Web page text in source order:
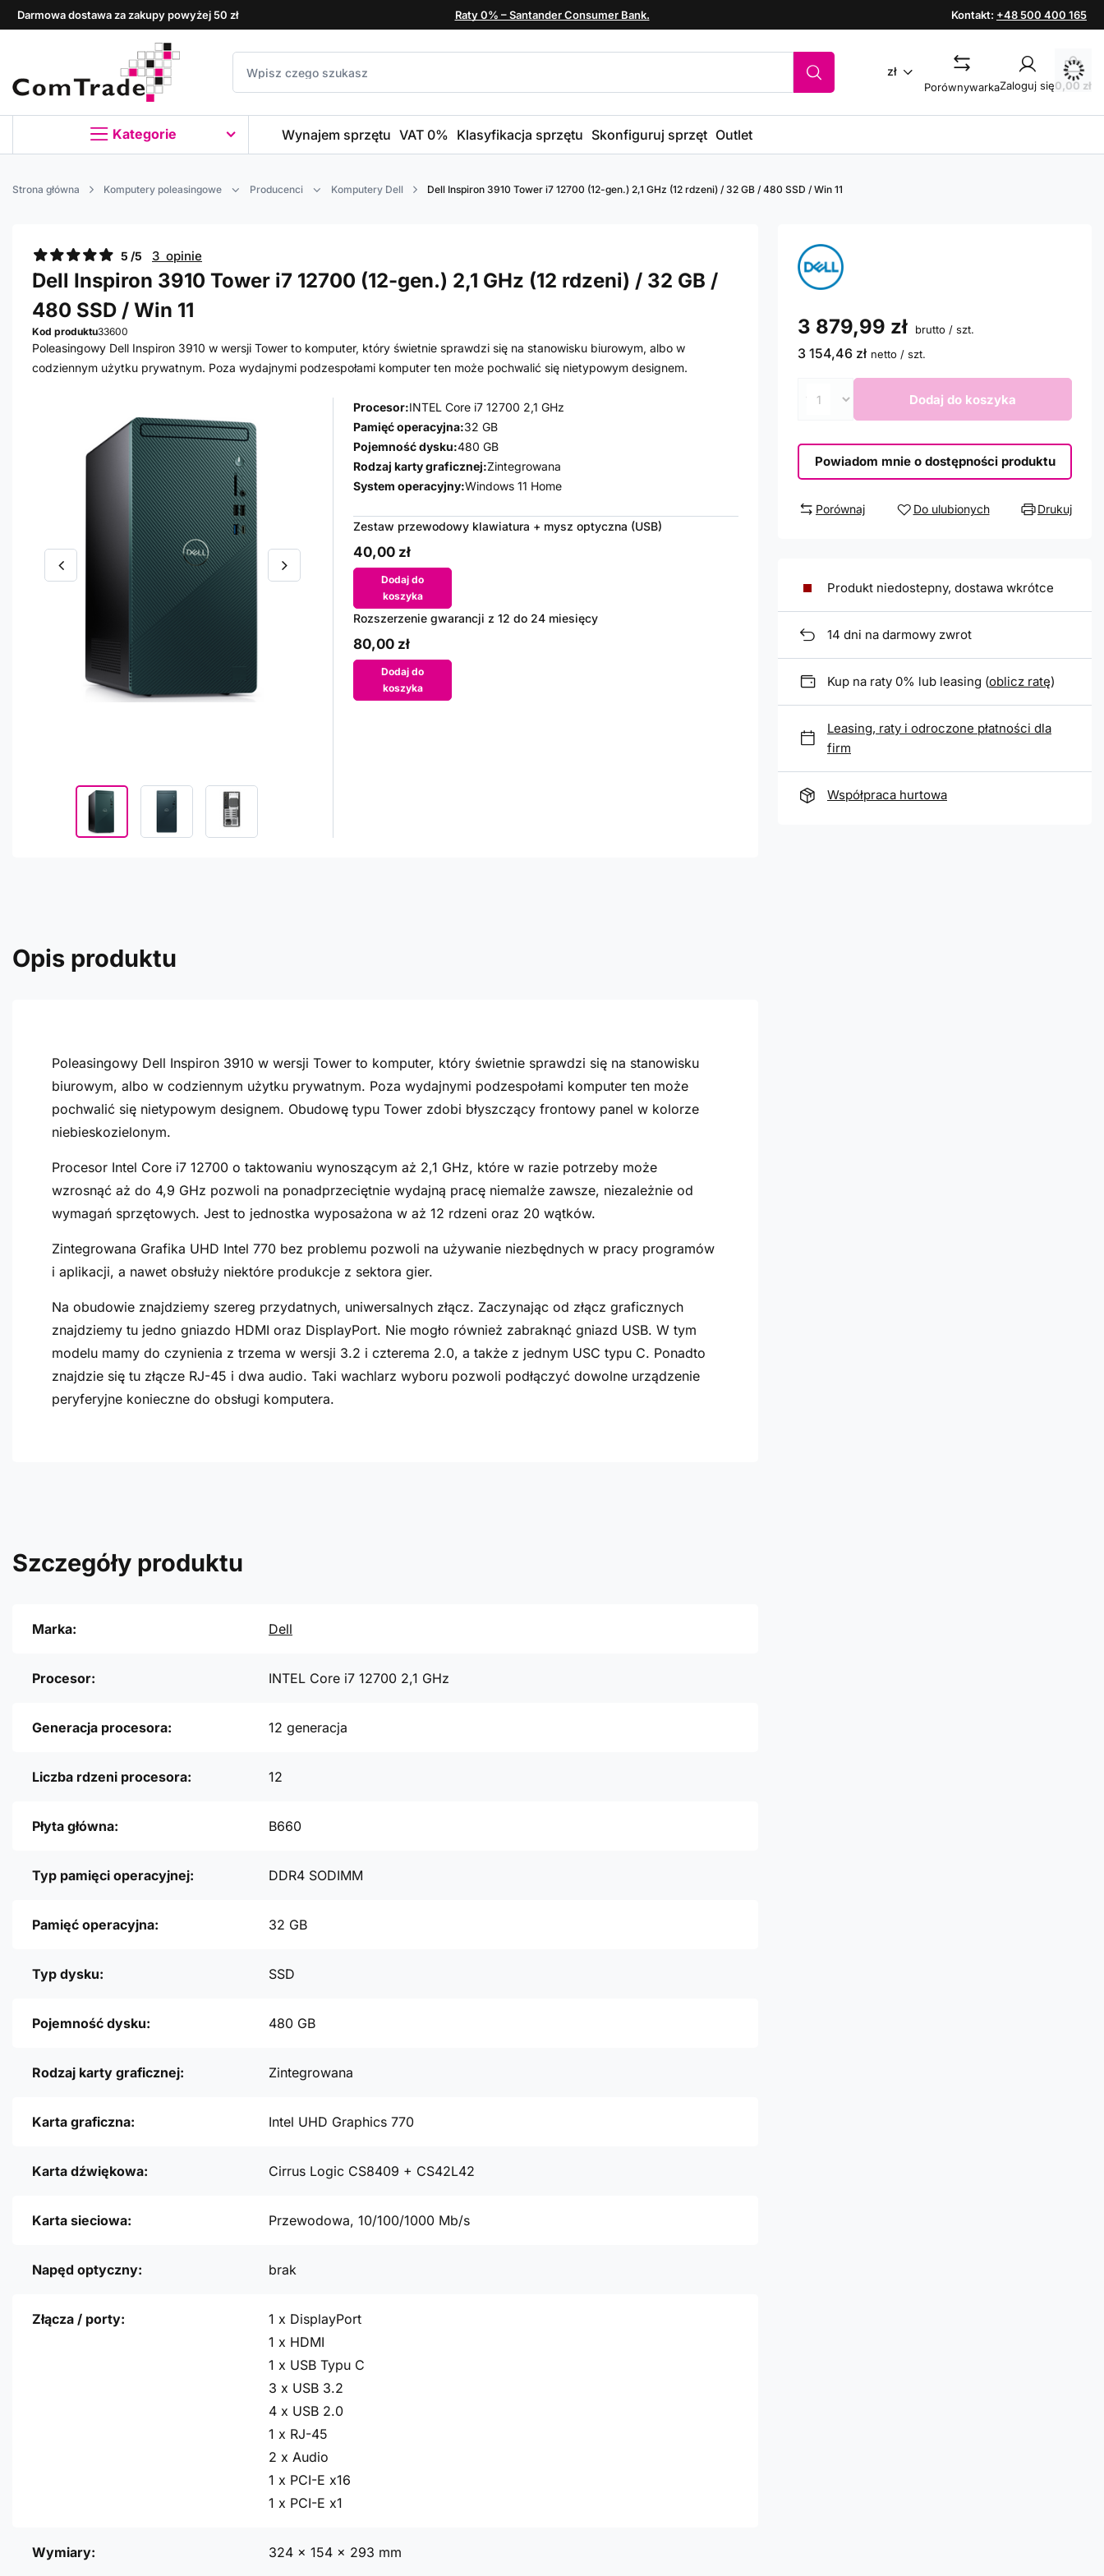
Darmowa dostawa za zakupy powyżej 50 zł Raty 0% – Santander Consumer Bank. Kontakt: +48 500 400 165
zł
PorównywarkaZaloguj się0,00 zł
Kategorie Wynajem sprzętu VAT 0% Klasyfikacja sprzętu Skonfiguruj sprzęt Outlet
Strona główna Komputery poleasingowe Producenci Komputery Dell Dell Inspiron 3910 Tower i7 12700 (12-gen.) 2,1 GHz (12 rdzeni) / 32 GB / 480 SSD / Win 11
5 /5 3 opinie
Dell Inspiron 3910 Tower i7 12700 (12-gen.) 2,1 GHz (12 rdzeni) / 32 GB /
480 SSD / Win 11
Kod produktu33600
Poleasingowy Dell Inspiron 3910 w wersji Tower to komputer, który świetnie sprawdzi się na stanowisku biurowym, albo w
codziennym użytku prywatnym. Poza wydajnymi podzespołami komputer ten może pochwalić się nietypowym designem.
Procesor:INTEL Core i7 12700 2,1 GHz
Pamięć operacyjna:32 GB
Pojemność dysku:480 GB
Rodzaj karty graficznej:Zintegrowana
System operacyjny:Windows 11 Home
Zestaw przewodowy klawiatura + mysz optyczna (USB)
40,00 zł
Dodaj do
koszyka
Rozszerzenie gwarancji z 12 do 24 miesięcy
80,00 zł
Dodaj do
koszyka
3 879,99 zł brutto / szt.
3 154,46 zł netto / szt.
Dodaj do koszyka
Powiadom mnie o dostępności produktu
Porównaj Do ulubionych Drukuj
Produkt niedostepny, dostawa wkrótce
14 dni na darmowy zwrot
Kup na raty 0% lub leasing (oblicz ratę)
Leasing, raty i odroczone płatności dla
firm
Współpraca hurtowa
Opis produktu
Poleasingowy Dell Inspiron 3910 w wersji Tower to komputer, który świetnie sprawdzi się na stanowisku
biurowym, albo w codziennym użytku prywatnym. Poza wydajnymi podzespołami komputer ten może
pochwalić się nietypowym designem. Obudowę typu Tower zdobi błyszczący frontowy panel w kolorze
niebieskozielonym.
Procesor Intel Core i7 12700 o taktowaniu wynoszącym aż 2,1 GHz, które w razie potrzeby może
wzrosnąć aż do 4,9 GHz pozwoli na ponadprzeciętnie wydajną pracę niemalże zawsze, niezależnie od
wymagań sprzętowych. Jest to jednostka wyposażona w aż 12 rdzeni oraz 20 wątków.
Zintegrowana Grafika UHD Intel 770 bez problemu pozwoli na używanie niezbędnych w pracy programów
i aplikacji, a nawet obsłuży niektóre produkcje z sektora gier.
Na obudowie znajdziemy szereg przydatnych, uniwersalnych złącz. Zaczynając od złącz graficznych
znajdziemy tu jedno gniazdo HDMI oraz DisplayPort. Nie mogło również zabraknąć gniazd USB. W tym
modelu mamy do czynienia z trzema w wersji 3.2 i czterema 2.0, a także z jednym USC typu C. Ponadto
znajdzie się tu złącze RJ-45 i dwa audio. Taki wachlarz wyboru pozwoli podłączyć dowolne urządzenie
peryferyjne konieczne do obsługi komputera.
Szczegóły produktu
Marka: Dell
Procesor: INTEL Core i7 12700 2,1 GHz
Generacja procesora: 12 generacja
Liczba rdzeni procesora: 12
Płyta główna: B660
Typ pamięci operacyjnej: DDR4 SODIMM
Pamięć operacyjna: 32 GB
Typ dysku: SSD
Pojemność dysku: 480 GB
Rodzaj karty graficznej: Zintegrowana
Karta graficzna: Intel UHD Graphics 770
Karta dźwiękowa: Cirrus Logic CS8409 + CS42L42
Karta sieciowa: Przewodowa, 10/100/1000 Mb/s
Napęd optyczny: brak
Złącza / porty:
1 x DisplayPort
1 x HDMI
1 x USB Typu C
3 x USB 3.2
4 x USB 2.0
1 x RJ-45
2 x Audio
1 x PCI-E x16
1 x PCI-E x1
Wymiary: 324 x 154 x 293 mm